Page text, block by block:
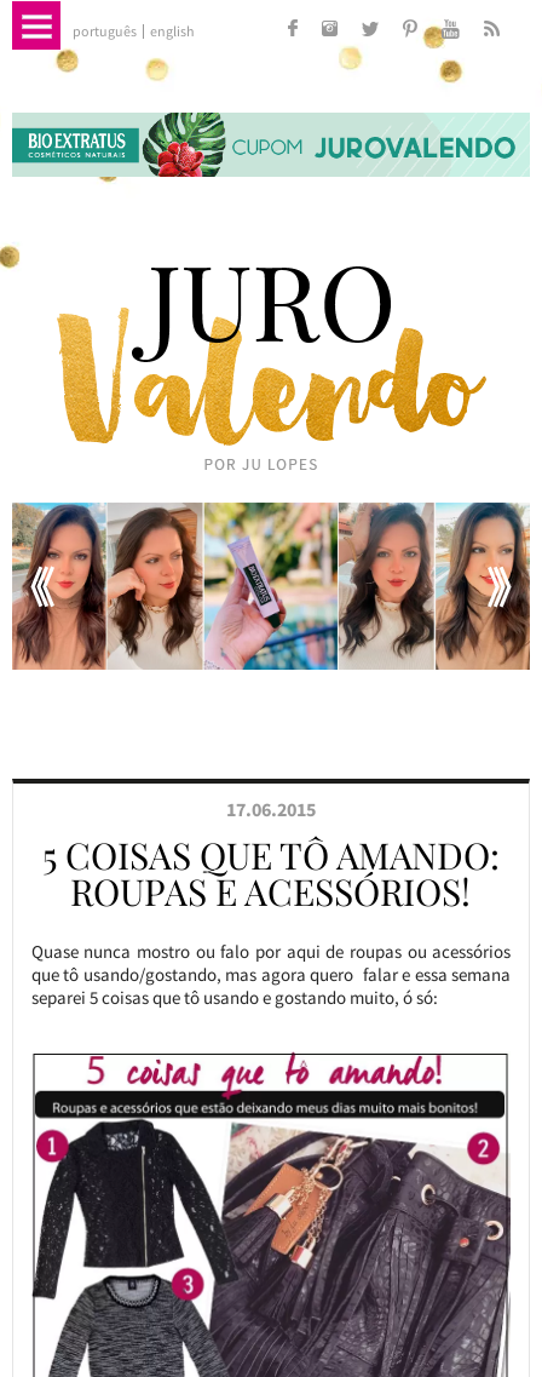
português english
17.06.2015
5 COISAS QUE TÔ AMANDO:
ROUPAS E ACESSÓRIOS!
Quase nunca mostro ou falo por aqui de roupas ou acessórios
que tô usando/gostando, mas agora quero falar e essa semana
separei 5 coisas que tô usando e gostando muito, ó só: